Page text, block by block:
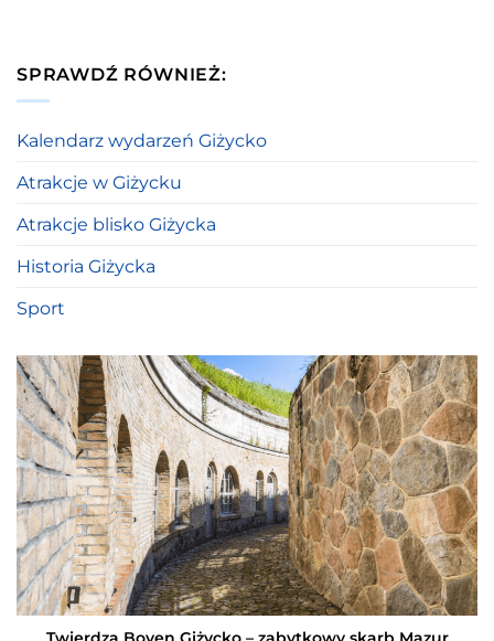
SPRAWDŹ RÓWNIEŻ:
Kalendarz wydarzeń Giżycko
Atrakcje w Giżycku
Atrakcje blisko Giżycka
Historia Giżycka
Sport